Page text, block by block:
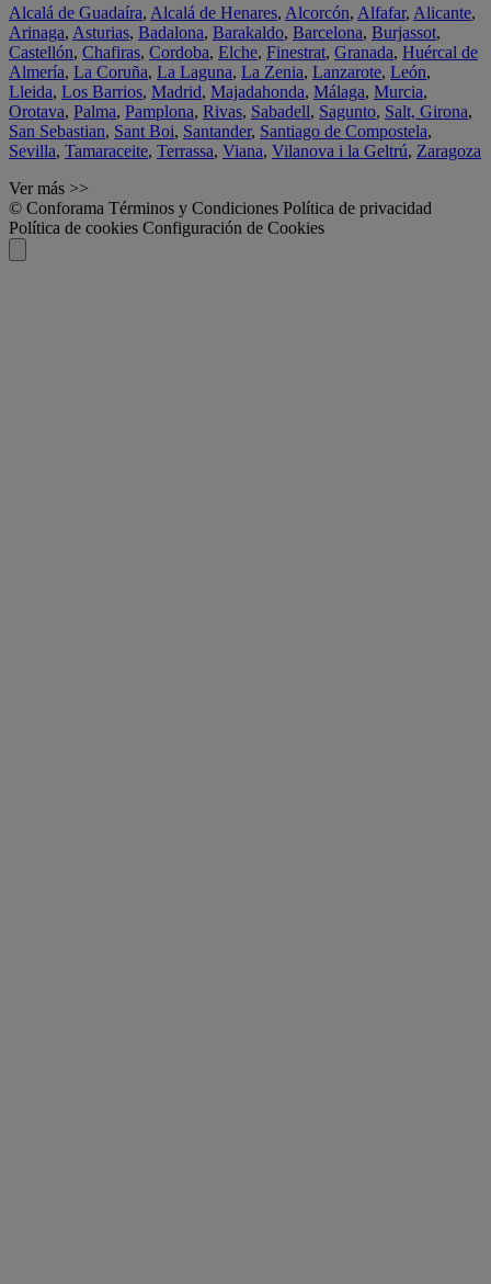
Alcalá de Guadaíra, Alcalá de Henares, Alcorcón, Alfafar, Alicante,
Arinaga, Asturias, Badalona, Barakaldo, Barcelona, Burjassot,
Castellón, Chafiras, Cordoba, Elche, Finestrat, Granada, Huércal de
Almería, La Coruña, La Laguna, La Zenia, Lanzarote, León,
Lleida, Los Barrios, Madrid, Majadahonda, Málaga, Murcia,
Orotava, Palma, Pamplona, Rivas, Sabadell, Sagunto, Salt, Girona,
San Sebastian, Sant Boi, Santander, Santiago de Compostela,
Sevilla, Tamaraceite, Terrassa, Viana, Vilanova i la Geltrú, Zaragoza
Ver más >>
© Conforama Términos y Condiciones Política de privacidad
Política de cookies Configuración de Cookies